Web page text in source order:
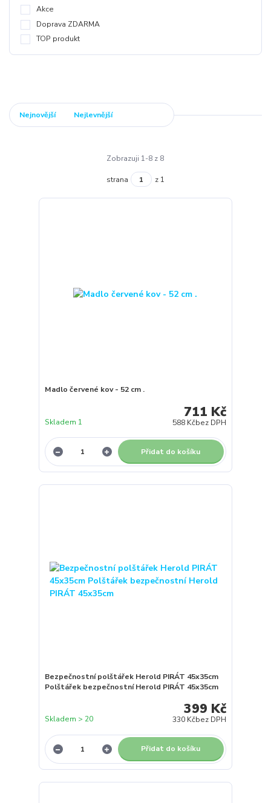
Akce
Doprava ZDARMA
TOP produkt
Nejnovější Nejlevnější
Zobrazuji 1-8 z 8
strana z 1
Madlo červené kov - 52 cm .
711 Kč
588 Kčbez DPH
Skladem 1
Přidat do košíku
Bezpečnostní polštářek Herold PIRÁT 45x35cm
Polštářek bezpečnostní Herold PIRÁT 45x35cm
399 Kč
330 Kčbez DPH
Skladem > 20
Přidat do košíku